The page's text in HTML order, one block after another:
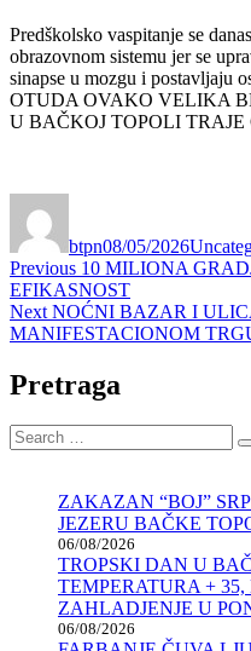
Predškolsko vaspitanje se
obrazovnom sistemu jer se
sinapse u mozgu i postavljaju
OTUDA OVAKO VELIKA
U BAČKOJ TOPOLI
btpn08/05/2026
Post
navigation
Previous Previous
post:
10 MILIONA
EFIKASNOST
Next Next
post:
NOĆNI BAZAR I
MANIFESTACIONOM
Pretraga
Search
for:
ZAKAZAN “BOJ”
JEZERU BAČKE
06/08/2026
TROPSKI DAN U
TEMPERATURA +
ZAHLADJENJE U
06/08/2026